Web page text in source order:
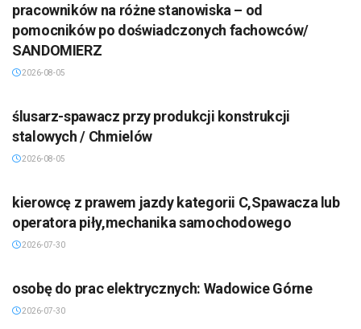
pracowników na różne stanowiska – od
pomocników po doświadczonych fachowców/
SANDOMIERZ
2026-08-05
ślusarz-spawacz przy produkcji konstrukcji
stalowych / Chmielów
2026-08-05
kierowcę z prawem jazdy kategorii C,Spawacza lub
operatora piły,mechanika samochodowego
2026-07-30
osobę do prac elektrycznych: Wadowice Górne
2026-07-30